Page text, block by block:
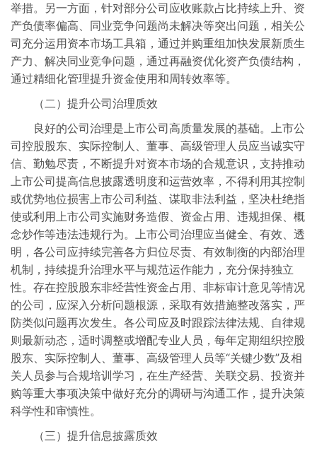
举措。另一方面，针对部分公司应收账款占比持续上升、资
产负债率偏高、同业竞争问题尚未解决等突出问题，相关公
司充分运用资本市场工具箱，通过并购重组加快发展新质生
产力、解决同业竞争问题，通过再融资优化资产负债结构，
通过精细化管理提升资金使用和周转效率等。
（二）提升公司治理质效
良好的公司治理是上市公司高质量发展的基础。上市公
司控股股东、实际控制人、董事、高级管理人员应当诚实守
信、勤勉尽责，不断提升对资本市场的合规意识，支持推动
上市公司提高信息披露透明度和运营效率，不得利用其控制
或优势地位损害上市公司利益、谋取非法利益，坚决杜绝指
使或利用上市公司实施财务造假、资金占用、违规担保、概
念炒作等违法违规行为。上市公司治理应当健全、有效、透
明，各公司应持续完善各方归位尽责、有效制衡的内部治理
机制，持续提升治理水平与规范运作能力，充分保持独立
性。存在控股股东非经营性资金占用、非标审计意见等情况
的公司，应深入分析问题根源，采取有效措施整改落实，严
防类似问题再次发生。各公司应及时跟踪法律法规、自律规
则最新动态，适时调整或增配专业人员，每年定期组织控股
股东、实际控制人、董事、高级管理人员等“关键少数”及相
关人员参与合规培训学习，在生产经营、关联交易、投资并
购等重大事项决策中做好充分的调研与沟通工作，提升决策
科学性和审慎性。
（三）提升信息披露质效